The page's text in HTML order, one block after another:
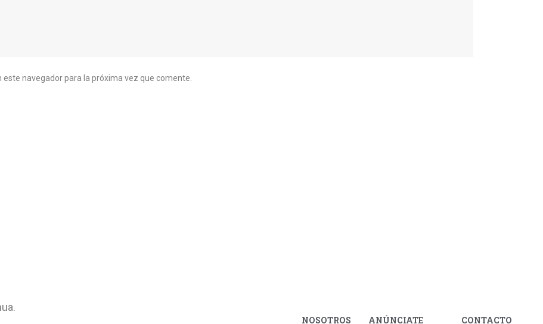
navegador para la próxima vez que comente.
NOSOTROS ANÚNCIATE CONTACTO